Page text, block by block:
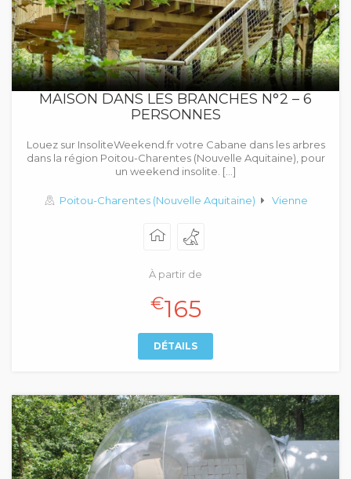
MAISON DANS LES BRANCHES N°2 – 6
PERSONNES
Louez sur InsoliteWeekend.fr votre Cabane dans les arbres
dans la région Poitou-Charentes (Nouvelle Aquitaine), pour
un weekend insolite. […]
Poitou-Charentes (Nouvelle Aquitaine) Vienne
À partir de
€165
DÉTAILS